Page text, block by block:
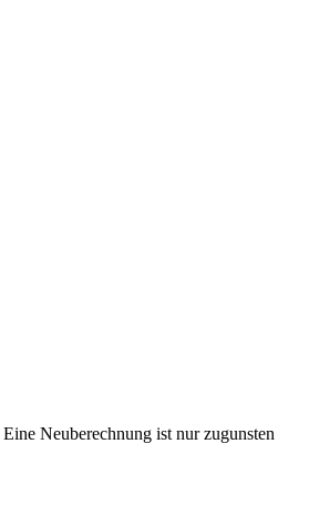
Neuberechnung ist nur zugunsten